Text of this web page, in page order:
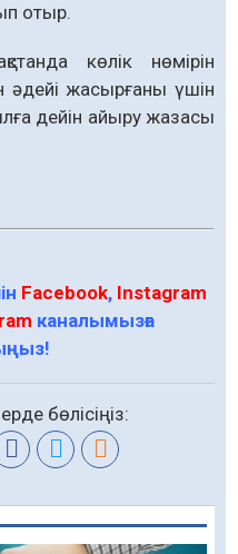
отыр.
көлік нөмірін
әдейі жасырғаны үшін
дейін айыру жазасы
Facebook, Instagram
каналымызға
бөлісіңіз: